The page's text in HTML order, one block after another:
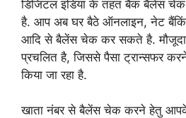
डिजिटल इंडिया के तहत बैंक बैलेंस चेक
है. आप अब घर बैठे ऑनलाइन, नेट
आदि से बैलेंस चेक कर सकते है. मौजूदा
प्रचलित है, जिससे पैसा ट्रान्सफर
किया जा रहा है.
खाता नंबर से बैलेंस चेक करने हेतु